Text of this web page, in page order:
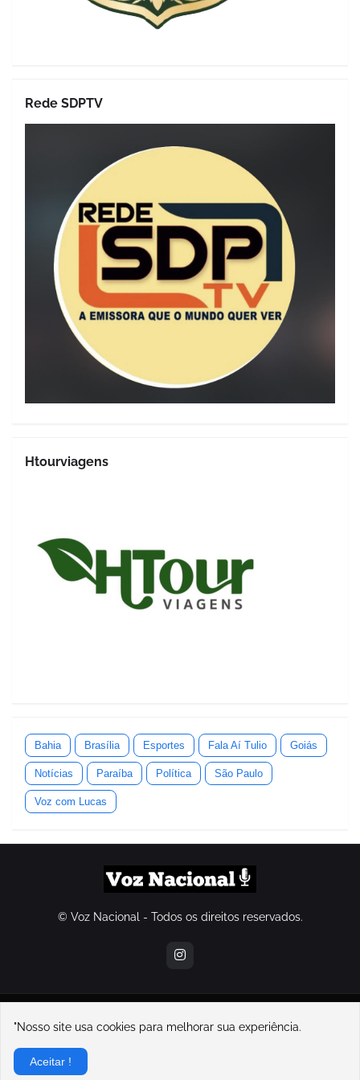
Rede SDPTV
Htourviagens
Bahia Brasília Esportes Fala Aí Tulio Goiás
Notícias Paraíba Política São Paulo
Voz com Lucas
© Voz Nacional - Todos os direitos reservados.
contatovoznacional@gmail.com
Sobre o Voz Nacional e seu fundador, Lucas Souza
"Nosso site usa cookies para melhorar sua experiência.
Aceitar !